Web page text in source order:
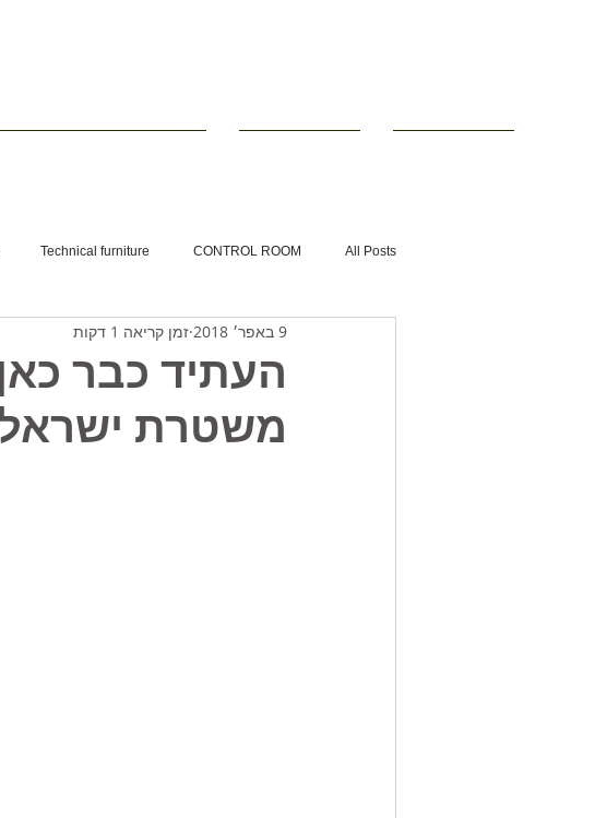
All Posts
CONTROL ROOM
Technical furniture
מוקד עירוני מרכז הפעלה
העתיד כבר
משטרת
9 באפר׳ 2018 זמן קריאה 1 דקות